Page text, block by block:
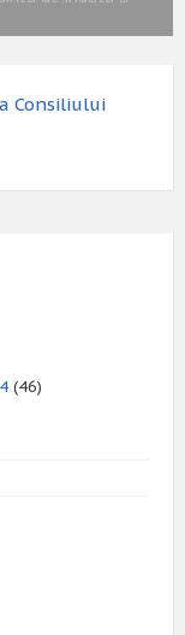
Consiliului
(46)